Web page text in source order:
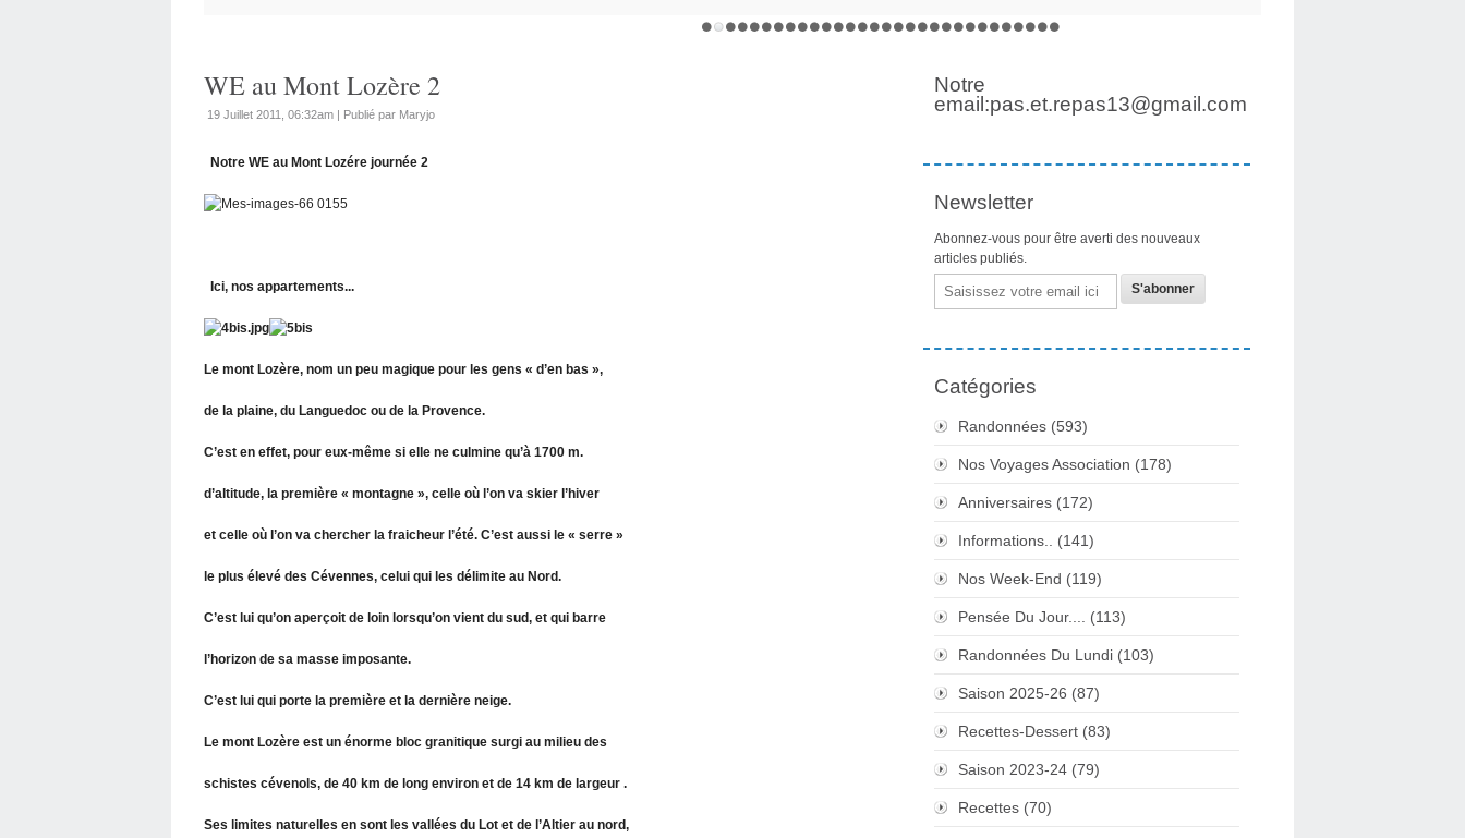
WE au Mont Lozère 2
19 Juillet 2011, 06:32am | Publié par Maryjo
Notre WE au Mont Lozére journée 2
Ici, nos appartements...
Le mont Lozère, nom un peu magique pour les gens « d’en bas »,
de la plaine, du Languedoc ou de la Provence.
C’est en effet, pour eux-même si elle ne culmine qu’à 1700 m.
d’altitude, la première « montagne », celle où l’on va skier l’hiver
et celle où l’on va chercher la fraicheur l’été. C’est aussi le « serre »
le plus élevé des Cévennes, celui qui les délimite au Nord.
C’est lui qu’on aperçoit de loin lorsqu’on vient du sud, et qui barre
l’horizon de sa masse imposante.
C’est lui qui porte la première et la dernière neige.
Le mont Lozère est un énorme bloc granitique surgi au milieu des
schistes cévenols, de 40 km de long environ et de 14 km de largeur .
Ses limites naturelles en sont les vallées du Lot et de l’Altier au nord,
Notre
email:pas.et.repas13@gmail.com
Newsletter
Abonnez-vous pour être averti des nouveaux
articles publiés.
Email
Catégories
Randonnées (593)
Nos Voyages Association (178)
Anniversaires (172)
Informations.. (141)
Nos Week-End (119)
Pensée Du Jour.... (113)
Randonnées Du Lundi (103)
Saison 2025-26 (87)
Recettes-Dessert (83)
Saison 2023-24 (79)
Recettes (70)